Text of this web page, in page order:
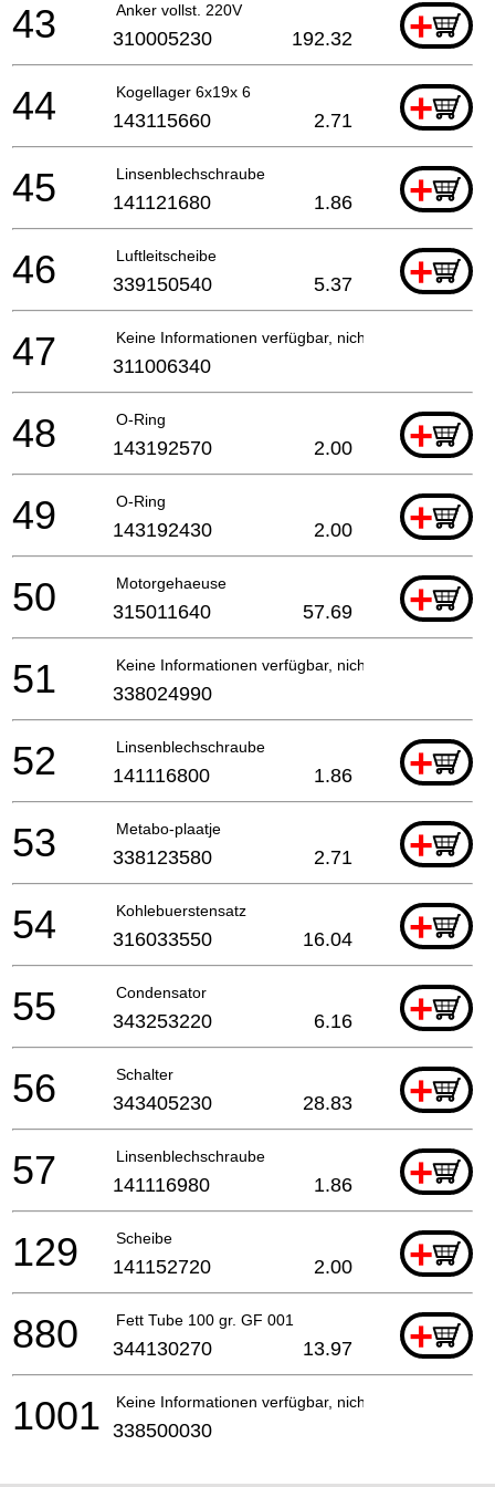
Anker vollst. 220V +
43 310005230 192.32
Kogellager 6x19x 6 +
44 143115660 2.71
Linsenblechschraube +
45 141121680 1.86
Luftleitscheibe +
46 339150540 5.37
Keine Informationen verfügbar, nicht bestellbar
47 311006340
O-Ring +
48 143192570 2.00
O-Ring +
49 143192430 2.00
Motorgehaeuse +
50 315011640 57.69
Keine Informationen verfügbar, nicht bestellbar
51 338024990
Linsenblechschraube +
52 141116800 1.86
Metabo-plaatje +
53 338123580 2.71
Kohlebuerstensatz +
54 316033550 16.04
Condensator +
55 343253220 6.16
Schalter +
56 343405230 28.83
Linsenblechschraube +
57 141116980 1.86
Scheibe +
129 141152720 2.00
Fett Tube 100 gr. GF 001 +
880 344130270 13.97
Keine Informationen verfügbar, nicht bestellbar
1001 338500030